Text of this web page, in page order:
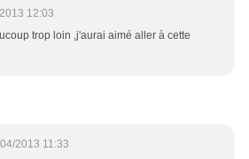
12:03
trop loin ,j'aurai aimé aller à cette
2013 11:33